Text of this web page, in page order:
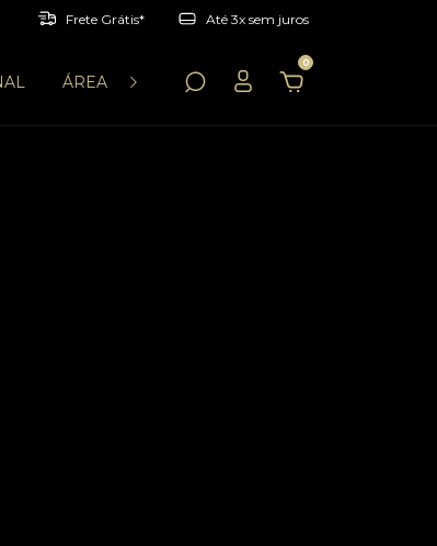
Frete Grátis* Até 3x sem juros
ÁREA PERFORMANCE MODA CASUAL
0